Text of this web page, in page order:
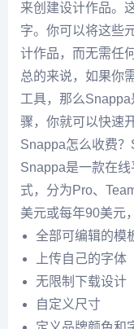
来创建设计作品。
字。你可以将这些
计作品，而无需任
总的来说，如果你
工具，那么
骤，你就可以快速
Snappa怎么收费？
Snappa是一款在
式，分为Pro、
美元或每年90美元
全部可编辑的模
上传自己的字体
无限制下载设计
自定义尺寸